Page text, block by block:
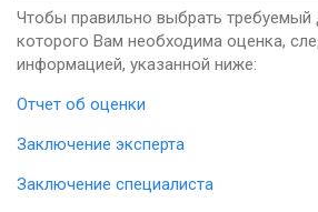
Чтобы правильно выбрать
которого Вам необходима оценка,
информацией, указанной ниже:
Отчет об оценки
Заключение эксперта
Заключение специалиста